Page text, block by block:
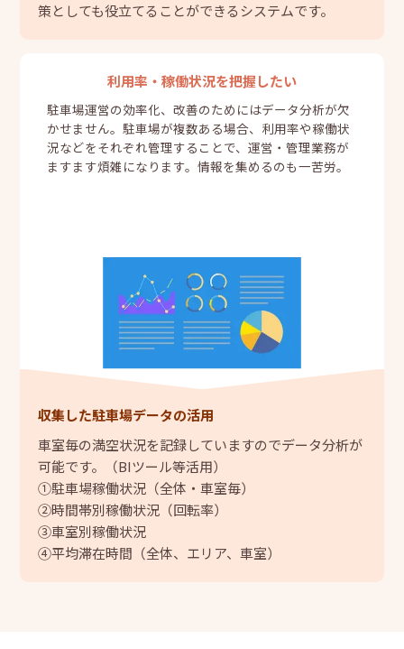
策としても役立てることができるシステムです。
利用率・稼働状況を把握したい
駐車場運営の効率化、改善のためにはデータ分析が欠
かせません。駐車場が複数ある場合、利用率や稼働状
況などをそれぞれ管理することで、運営・管理業務が
ますます煩雑になります。情報を集めるのも一苦労。
収集した駐車場データの活用
車室毎の満空状況を記録していますのでデータ分析が
可能です。（BIツール等活用）
①駐車場稼働状況（全体・車室毎）
②時間帯別稼働状況（回転率）
③車室別稼働状況
④平均滞在時間（全体、エリア、車室）